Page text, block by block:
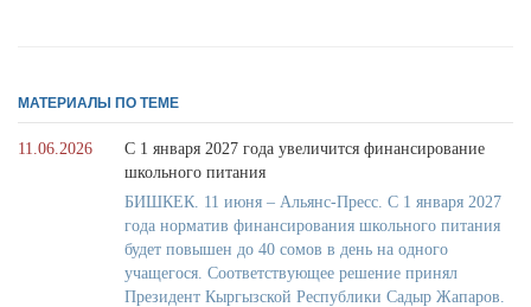
МАТЕРИАЛЫ ПО ТЕМЕ
11.06.2026
С 1 января 2027 года увеличится финансирование
школьного питания
БИШКЕК. 11 июня – Альянс-Пресс. С 1 января 2027
года норматив финансирования школьного питания
будет повышен до 40 сомов в день на одного
учащегося. Соответствующее решение принял
Президент Кыргызской Республики Садыр Жапаров.